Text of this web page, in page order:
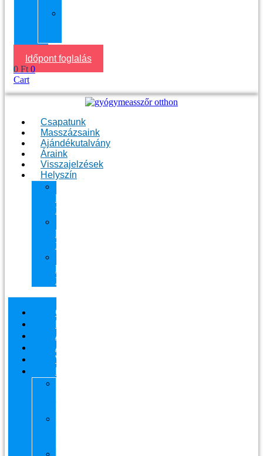
Időpont foglalás
0 Ft 0
Cart
Csapatunk
Masszázsaink
Ajándékutalvány
Áraink
Visszajelzések
Helyszín
kerület
Masszázs
kerület
Masszázs
házhoz
Budapesten
Csapatunk
Masszázsaink
Ajándékutalvány
Áraink
Visszajelzések
Helyszín